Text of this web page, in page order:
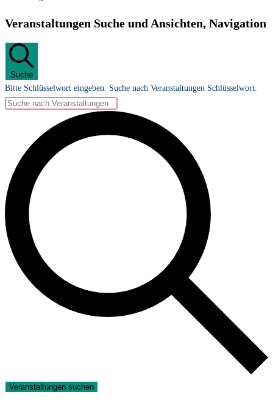
Veranstaltungen
Veranstaltungen Suche und Ansichten, Navigation
Suche
Bitte Schlüsselwort eingeben. Suche nach Veranstaltungen Schlüsselwort.
Veranstaltungen suchen